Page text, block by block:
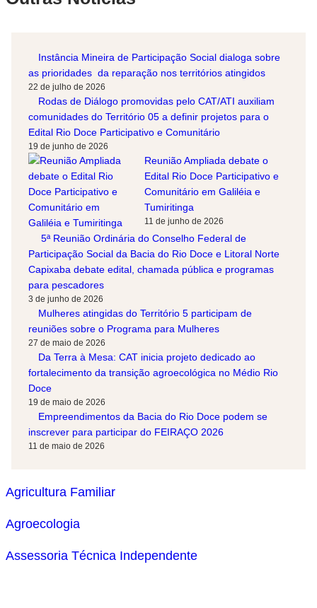
Instância Mineira de Participação Social dialoga sobre
as prioridades da reparação nos territórios atingidos
22 de julho de 2026
Rodas de Diálogo promovidas pelo CAT/ATI auxiliam
comunidades do Território 05 a definir projetos para o
Edital Rio Doce Participativo e Comunitário
19 de junho de 2026
Reunião Ampliada debate o
Edital Rio Doce Participativo e
Comunitário em Galiléia e
Tumiritinga
11 de junho de 2026
5ª Reunião Ordinária do Conselho Federal de
Participação Social da Bacia do Rio Doce e Litoral Norte
Capixaba debate edital, chamada pública e programas
para pescadores
3 de junho de 2026
Mulheres atingidas do Território 5 participam de
reuniões sobre o Programa para Mulheres
27 de maio de 2026
Da Terra à Mesa: CAT inicia projeto dedicado ao
fortalecimento da transição agroecológica no Médio Rio
Doce
19 de maio de 2026
Empreendimentos da Bacia do Rio Doce podem se
inscrever para participar do FEIRAÇO 2026
11 de maio de 2026
Agricultura Familiar
Agroecologia
Assessoria Técnica Independente